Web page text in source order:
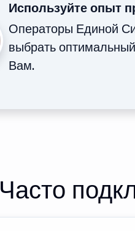
Используйте опыт
Операторы Единой
выбрать
Вам.
Часто